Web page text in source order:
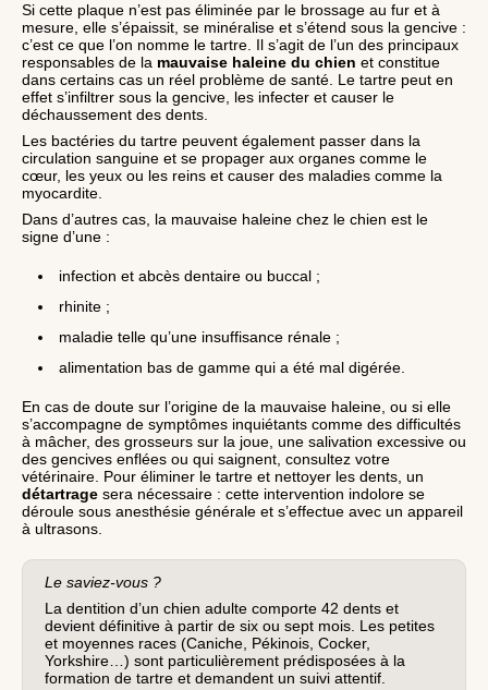
Si cette plaque n’est pas éliminée par le brossage au fur et à
mesure, elle s’épaissit, se minéralise et s’étend sous la gencive :
c’est ce que l’on nomme le tartre. Il s’agit de l’un des principaux
responsables de la mauvaise haleine du chien et constitue
dans certains cas un réel problème de santé. Le tartre peut en
effet s’infiltrer sous la gencive, les infecter et causer le
déchaussement des dents.
Les bactéries du tartre peuvent également passer dans la
circulation sanguine et se propager aux organes comme le
cœur, les yeux ou les reins et causer des maladies comme la
myocardite.
Dans d’autres cas, la mauvaise haleine chez le chien est le
signe d’une :
infection et abcès dentaire ou buccal ;
rhinite ;
maladie telle qu’une insuffisance rénale ;
alimentation bas de gamme qui a été mal digérée.
En cas de doute sur l’origine de la mauvaise haleine, ou si elle
s’accompagne de symptômes inquiétants comme des difficultés
à mâcher, des grosseurs sur la joue, une salivation excessive ou
des gencives enflées ou qui saignent, consultez votre
vétérinaire. Pour éliminer le tartre et nettoyer les dents, un
détartrage sera nécessaire : cette intervention indolore se
déroule sous anesthésie générale et s’effectue avec un appareil
à ultrasons.
Le saviez-vous ?
La dentition d’un chien adulte comporte 42 dents et
devient définitive à partir de six ou sept mois. Les petites
et moyennes races (Caniche, Pékinois, Cocker,
Yorkshire…) sont particulièrement prédisposées à la
formation de tartre et demandent un suivi attentif.